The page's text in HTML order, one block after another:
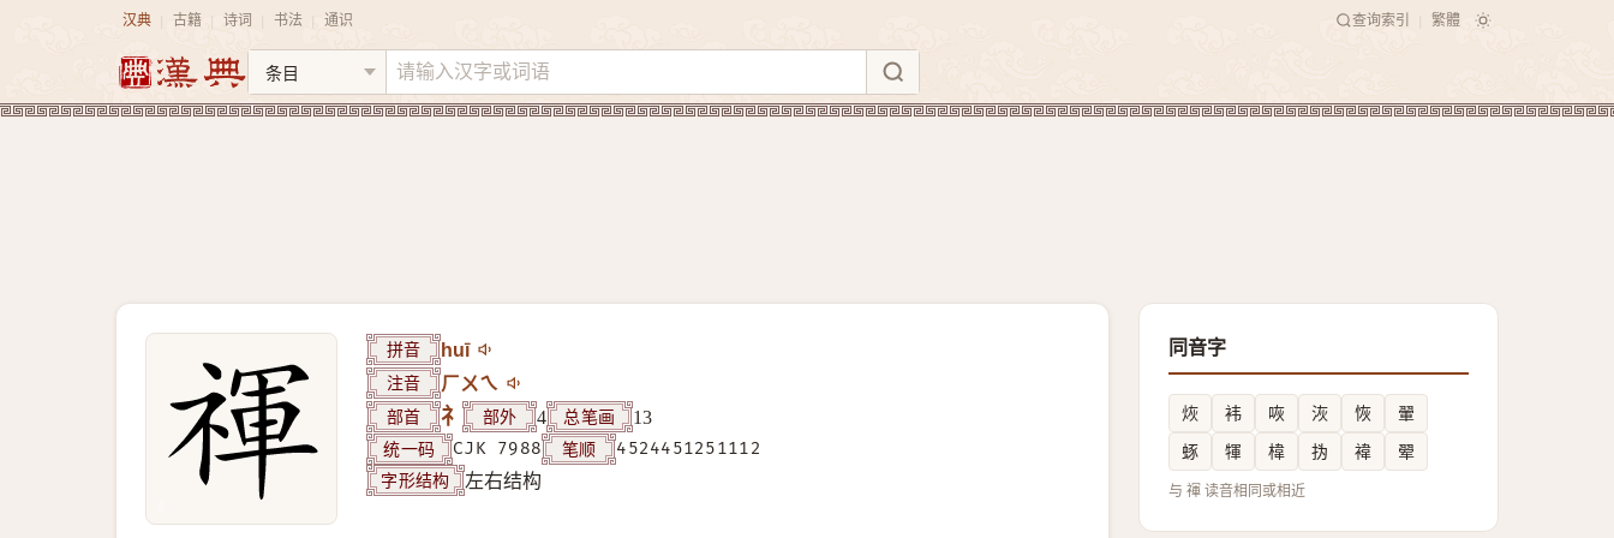
汉典 古籍 诗词 书法 通识 查询索引 繁體
拼音 huī
注音 ㄏㄨㄟ
部首 礻 部外 4 总笔画 13
统一码 CJK 7988 笔顺 4524451251112
字形结构 左右结构
同音字
烣 袆 咴 洃 恢
翬
䖶
㹆 椲 㧑 褘 翚
与 禈 读音相同或相近